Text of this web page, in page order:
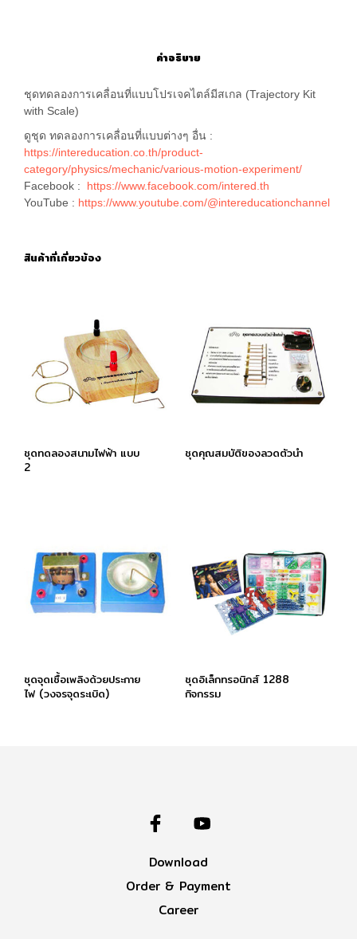
คำอธิบาย
ชุดทดลองการเคลื่อนที่แบบโปรเจคไตล์มีสเกล (Trajectory Kit
with Scale)
ดูชุด ทดลองการเคลื่อนที่แบบต่างๆ อื่น :
https://intereducation.co.th/product-
category/physics/mechanic/various-motion-experiment/
Facebook : https://www.facebook.com/intered.th
YouTube : https://www.youtube.com/@intereducationchannel
สินค้าที่เกี่ยวข้อง
ชุดทดลองสนามไฟฟ้า แบบ
2
ชุดคุณสมบัติของลวดตัวนำ
ชุดจุดเชื้อเพลิงด้วยประกาย
ไฟ (วงจรจุดระเบิด)
ชุดอิเล็กทรอนิกส์ 1288
กิจกรรม
Download
Order & Payment
Career